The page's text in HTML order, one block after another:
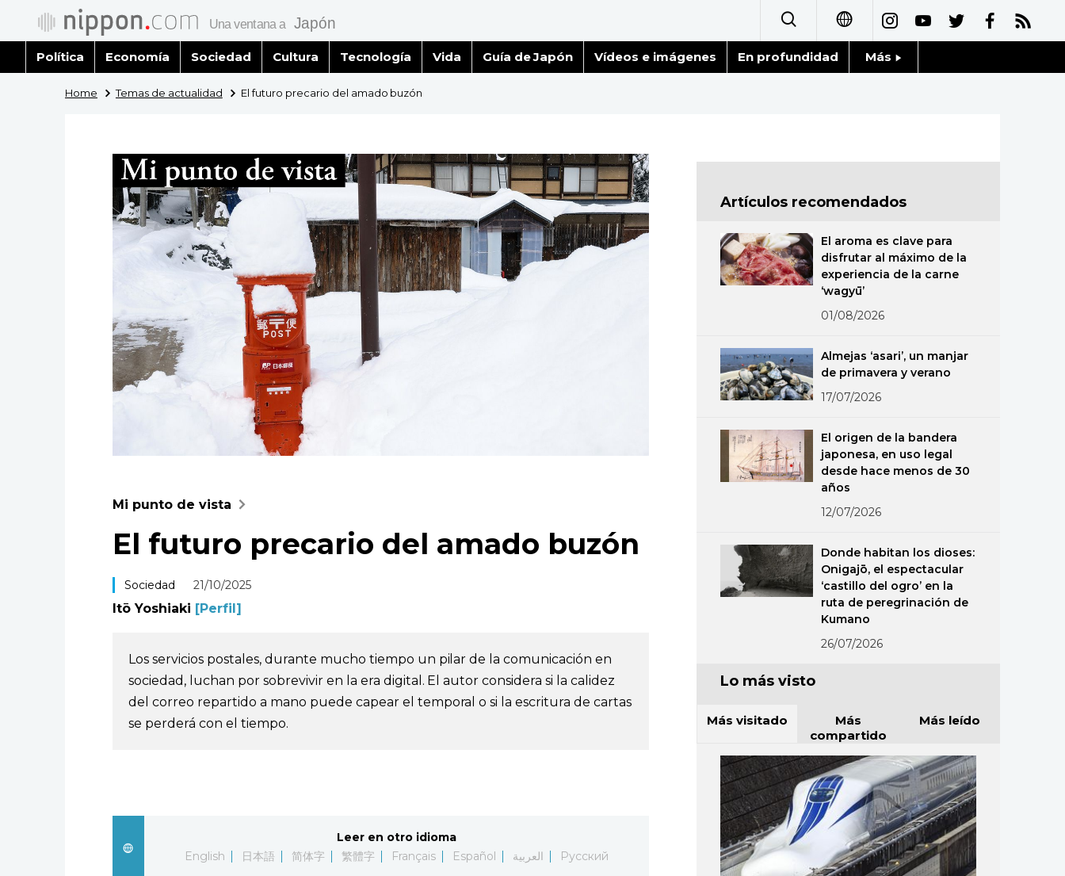
日本語
العربية
Política Economía Sociedad Cultura Tecnología Vida Guía de Japón Vídeos e imágenes En profundidad Más
Blog
Home Temas de actualidad El futuro precario del amado buzón
Mi punto de vista
El futuro precario del amado buzón
Sociedad 21/10/2025
Itō Yoshiaki [Perfil]
Los servicios postales, durante mucho tiempo un pilar de la comunicación en
sociedad, luchan por sobrevivir en la era digital. El autor considera si la calidez
del correo repartido a mano puede capear el temporal o si la escritura de cartas
se perderá con el tiempo.
Leer en otro idioma
English
日本語 简体字 繁體字 Français Español العربية Русский
Artículos recomendados
El aroma es clave para
disfrutar al máximo de la
experiencia de la carne
‘wagyū’
01/08/2026
Almejas ‘asari’, un manjar
de primavera y verano
17/07/2026
El origen de la bandera
japonesa, en uso legal
desde hace menos de 30
años
12/07/2026
Donde habitan los dioses:
Onigajō, el espectacular
‘castillo del ogro’ en la
ruta de peregrinación de
Kumano
26/07/2026
Lo más visto
Más visitado
Más
compartido
Más leído